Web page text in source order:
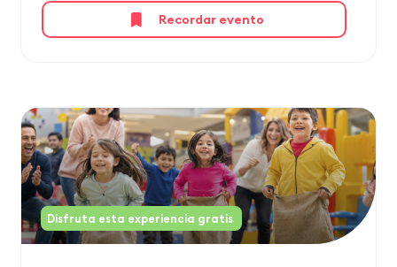
Recordar evento
Disfruta esta experiencia gratis